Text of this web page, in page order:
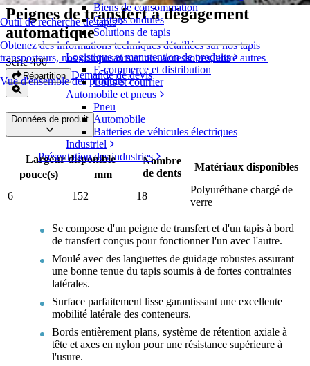
Outil de recherche de tapis
Obtenez des informations techniques détaillées sur nos tapis
transporteurs, nos composants et nos accessoires, entre autres
Vue d'ensemble des produits
Biens de consommation
Cartons ondulés
Solutions de tapis
Logistique et manutention de produits
E-commerce et distribution
Colis et courrier
Automobile et pneus
Pneu
Automobile
Batteries de véhicules électriques
Industriel
Présentation des industries
Peignes de transfert à dégagement
automatique
Série 400
Répartition Demande de devis
Données de produit
Largeur disponible
Nombre
de dents
Matériaux disponibles
pouce(s)
mm
6
152 18
Polyuréthane chargé de
verre
Se compose d'un peigne de transfert et d'un tapis à bord
de transfert conçus pour fonctionner l'un avec l'autre.
Moulé avec des languettes de guidage robustes assurant
une bonne tenue du tapis soumis à de fortes contraintes
latérales.
Surface parfaitement lisse garantissant une excellente
mobilité latérale des conteneurs.
Bords entièrement plans, système de rétention axiale à
tête et axes en nylon pour une résistance supérieure à
l'usure.